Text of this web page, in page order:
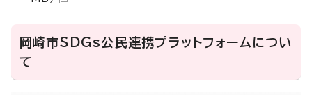
岡崎市SDGs公民連携プラットフォームについ
て